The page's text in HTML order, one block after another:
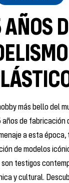
más bello del
de fabricación
a esta
de modelos
testigos
y cultural.